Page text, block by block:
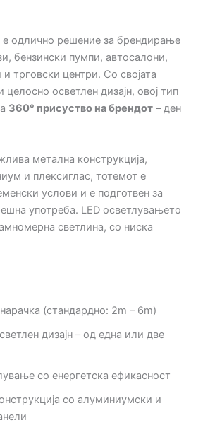
е одлично решение за брендирање
бензински пумпи, автосалони,
трговски центри. Со својата
осветлен дизајн, овој тип
360° присуство на брендот – ден
метална конструкција,
и плексиглас, тотемот е
услови и е подготвен за
употреба. LED осветлувањето
светлина, со ниска
(стандардно: 2m – 6m)
дизајн – од една или две
со енергетска ефикасност
со алуминиумски и